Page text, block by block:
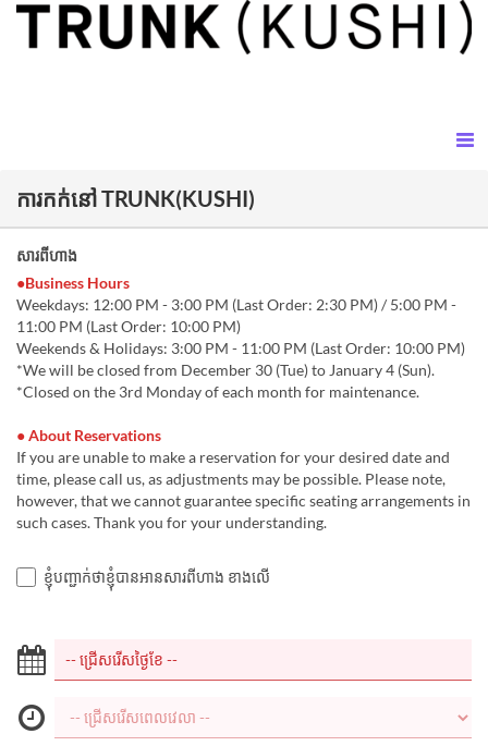
ការកក់នៅ TRUNK(KUSHI)
សារពីហាង
●Business Hours
Weekdays: 12:00 PM - 3:00 PM (Last Order: 2:30 PM) / 5:00 PM -
11:00 PM (Last Order: 10:00 PM)
Weekends & Holidays: 3:00 PM - 11:00 PM (Last Order: 10:00 PM)
*We will be closed from December 30 (Tue) to January 4 (Sun).
*Closed on the 3rd Monday of each month for maintenance.
● About Reservations
If you are unable to make a reservation for your desired date and
time, please call us, as adjustments may be possible. Please note,
however, that we cannot guarantee specific seating arrangements in
such cases. Thank you for your understanding.
ខ្ញុំបញ្ជាក់ថាខ្ញុំបានអានសារពីហាង ខាងលើ